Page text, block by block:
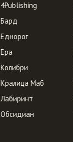
4Publishing
Бард
Еднорог
Ера
Колибри
Кралица Маб
Лабиринт
Обсидиан